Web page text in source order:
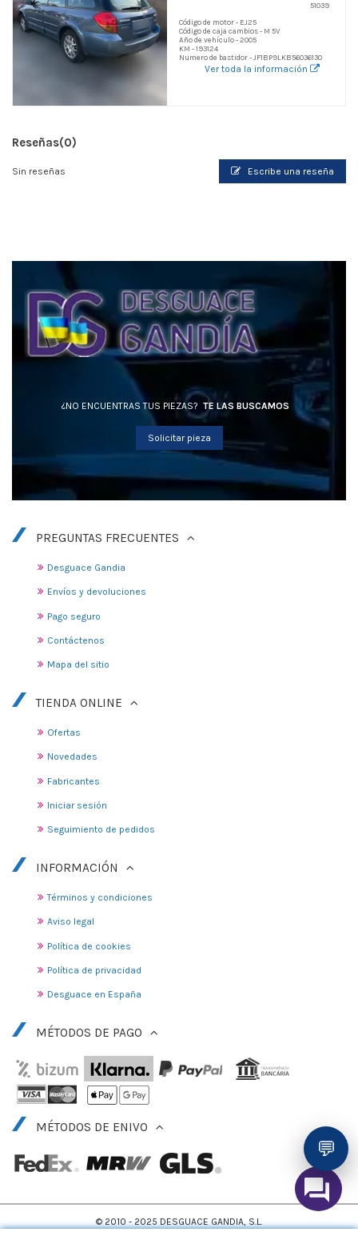
51039
Código de motor - EJ25
Código de caja cambios - M 5V
Año de vehículo - 2005
KM - 193124
Numero de bastidor - JF1BP9LKB56036130
Ver toda la información
Reseñas(0)
Sin reseñas Escribe una reseña
¿NO ENCUENTRAS TUS PIEZAS? TE LAS BUSCAMOS
Solicitar pieza
PREGUNTAS FRECUENTES
Desguace Gandia
Envíos y devoluciones
Pago seguro
Contáctenos
Mapa del sitio
TIENDA ONLINE
Ofertas
Novedades
Fabricantes
Iniciar sesión
Seguimiento de pedidos
INFORMACIÓN
Términos y condiciones
Aviso legal
Política de cookies
Política de privacidad
Desguace en España
MÉTODOS DE PAGO
MÉTODOS DE ENIVO
💬
© 2010 - 2025 DESGUACE GANDIA, S.L.